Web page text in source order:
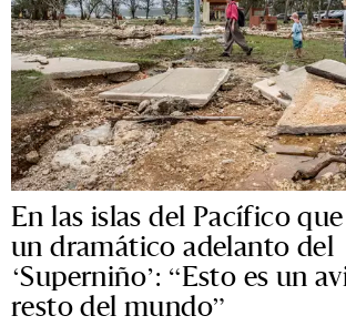
En las islas del Pacífico
un dramático adelanto del
‘Superniño’: “Esto es un
resto del mundo”